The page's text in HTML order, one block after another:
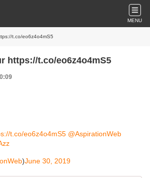
MENU
t.co/eo6z4o4mS5
https://t.co/eo6z4o4mS5
t.co/eo6z4o4mS5 @AspirationWeb
)June 30, 2019